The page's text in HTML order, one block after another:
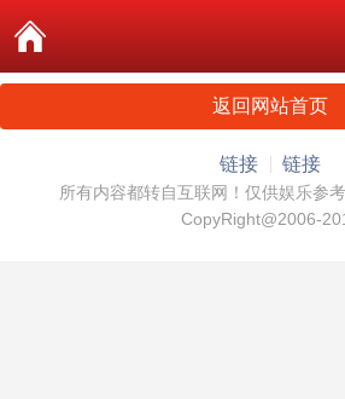
返回网站首页
链接 链接
所有内容都转自互联网！仅供娱乐参
CopyRight@2006-